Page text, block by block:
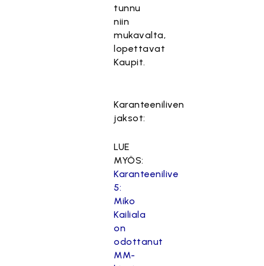
tunnu
niin
mukavalta,
lopettavat
Kaupit.
Karanteeniliven
jaksot:
LUE
MYÖS:
Karanteenilive
5:
Miko
Kailiala
on
odottanut
MM-